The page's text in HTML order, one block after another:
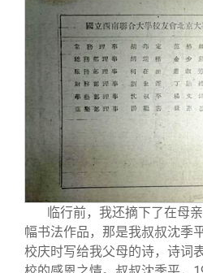
联系我们
临行前，我还摘下了在母
幅书法作品，那是我叔叔沈季
校庆时写给我父母的诗，诗词